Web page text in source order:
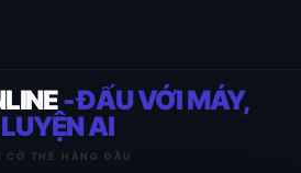
- ĐẤU VỚI MÁY,
AI
THẾ HÀNG ĐẦU